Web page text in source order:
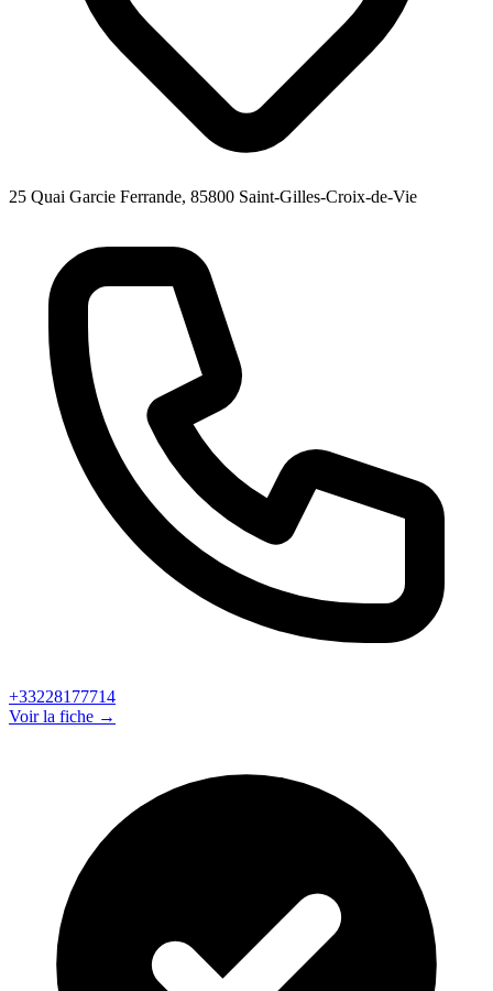
25 Quai Garcie Ferrande, 85800 Saint-Gilles-Croix-de-Vie
+33228177714
Voir la fiche →